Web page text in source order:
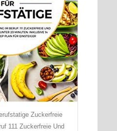
Zuckerfreie
111 Zuckerfreie Und